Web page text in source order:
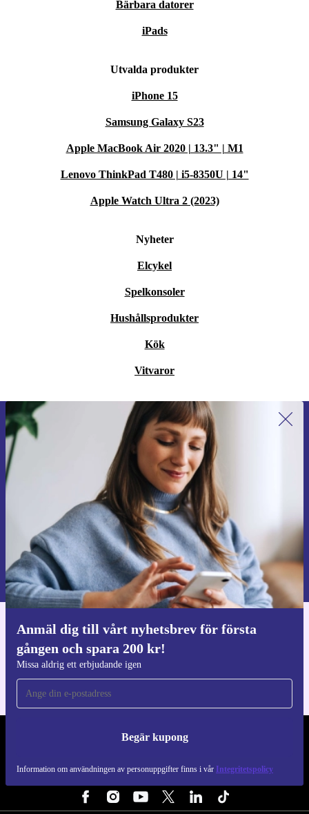
Bärbara datorer
iPads
Utvalda produkter
iPhone 15
Samsung Galaxy S23
Apple MacBook Air 2020 | 13.3" | M1
Lenovo ThinkPad T480 | i5-8350U | 14"
Apple Watch Ultra 2 (2023)
Nyheter
Elcykel
Spelkonsoler
Hushållsprodukter
Kök
Vitvaror
Anmäl dig till vårt nyhetsbrev för första
gången och spara 200 kr!
Missa aldrig ett erbjudande igen
Begär kupong
Information om användningen av personuppgifter finns i vår Integritetspolicy
Anmäl dig till vårt nyhetsbrev för
första gången och spara 200 kr!
Missa aldrig ett erbjudande igen.
Begär kupong
Information om användningen av personuppgifter finns i vår
Integritetspolicy
Ladda ner refurbed appen
För iOS och Android
REFURBED SVERIGE - RETHINK NEW.
FÖLJ OSS